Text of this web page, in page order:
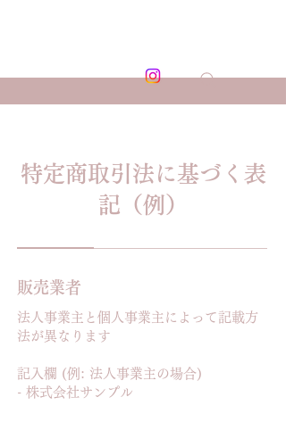
特定商取引法に基づく表
記（例）
販売業者
法人事業主と個人事業主によって記載方
法が異なります
記入欄 (例: 法人事業主の場合)
- 株式会社サンプル